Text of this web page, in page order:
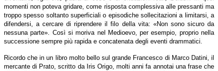
momenti non poteva gridare, come risposta complessiva alle pressanti ma
troppo spesso soltanto superficiali o episodiche sollecitazioni a limitarsi, a
difendersi, a cercare di riprendere il filo della vita: «Non sono sicuro da
nessuna parte». Così si moriva nel Medioevo, per esempio, proprio nella
successione sempre più rapida e concatenata degli eventi drammatici.
Ricordo che in un libro molto bello sul grande Francesco di Marco Datini, il
mercante di Prato, scritto da Iris Origo, molti anni fa annotai una frase che